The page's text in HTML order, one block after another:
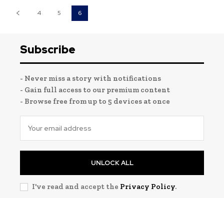
4 5 6
Subscribe
- Never miss a story with notifications
- Gain full access to our premium content
- Browse free from up to 5 devices at once
UNLOCK ALL
I've read and accept the Privacy Policy.